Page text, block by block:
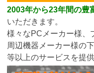
2003年から23年間の豊
いただきます。
様々なPCメーカー様、
周辺機器メーカー様の
等以上のサービスを提